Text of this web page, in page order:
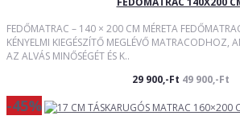
FEDŐMATRAC – 140 × 200 CM MÉRETA
KÉNYELMI KIEGÉSZÍTŐ MEGLÉVŐ MATRACODHOZ,
AZ ALVÁS MINŐSÉGÉT ÉS K..
29 900,-Ft 49 900,-Ft
-45%